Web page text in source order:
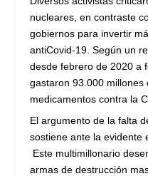
nucleares, en contraste
gobiernos para invertir
antiCovid-19. Según un
desde febrero de 2020 a
gastaron 93.000
medicamentos contra la
El argumento de la falta
sostiene ante la evidente
Este multimillonario
armas de destrucción